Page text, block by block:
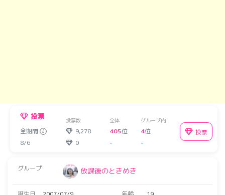
投票 投票数 全体 グループ内
全期間 9,278 405位 4位
8/6
0 - -
投票
グループ 放課後のときめき